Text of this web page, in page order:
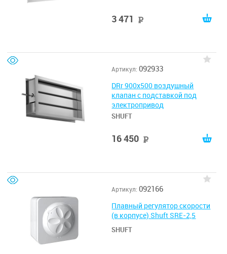
3 471
Артикул: 092933
DRr 900х500 воздушный
клапан с подставкой под
электропривод
SHUFT
16 450
Артикул: 092166
Плавный регулятор скорости
(в корпусе) Shuft SRE-2,5
SHUFT